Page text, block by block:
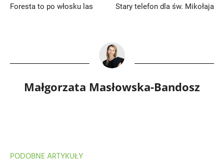
Foresta to po włosku las Stary telefon dla św. Mikołaja
Małgorzata Masłowska-Bandosz
PODOBNE ARTYKUŁY